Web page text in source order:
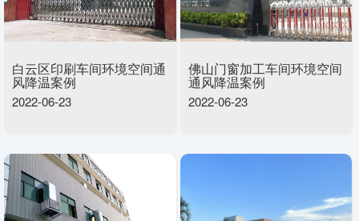
白云区印刷车间环境空间通
风降温案例
2022-06-23
佛山门窗加工车间环境空间
通风降温案例
2022-06-23